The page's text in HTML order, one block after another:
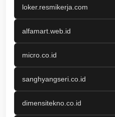
loker.resmikerja.com
alfamart.web.id
micro.co.id
sanghyangseri.co.id
dimensitekno.co.id